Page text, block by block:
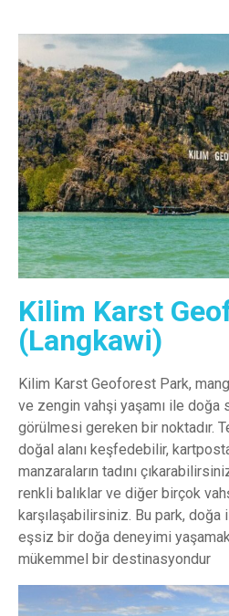
Kilim Karst
(Langkawi)
Kilim Karst Geoforest Park,
ve zengin vahşi yaşamı ile
görülmesi gereken bir noktadır.
doğal alanı keşfedebilir,
manzaraların tadını
renkli balıklar ve diğer birçok
karşılaşabilirsiniz. Bu park, doğa
eşsiz bir doğa deneyimi
mükemmel bir destinasyondur